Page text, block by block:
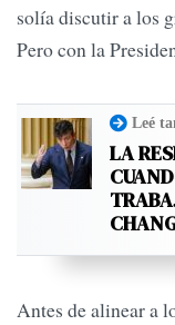
solía discutir a los
Pero con la
Leé
LA
Antes de alinear a